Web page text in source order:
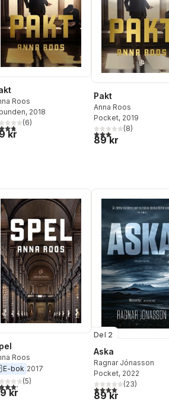
Roos
, 2018
utav 5 stjärnor. Totalt antal röster:
(6)
kr
Pakt
Anna Roos
Pocket, 2019
3,0utav 5 stjärnor.
(8)
89 kr
Roos
E-bok 2017
utav 5 stjärnor. Totalt antal röster:
(5)
kr
Del 2
Aska
Ragnar Jónasson
Pocket, 2022
4,0utav 5 stjärnor.
(23)
89 kr